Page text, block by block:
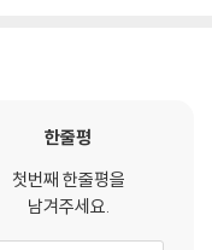
마침내 기다리던 기적이
피웠고, 초여름에는 달콤
었기 때문이지요. 그림책
린 결말로 끝이 납니다.
한줄평
첫번째 한줄평을
남겨주세요.